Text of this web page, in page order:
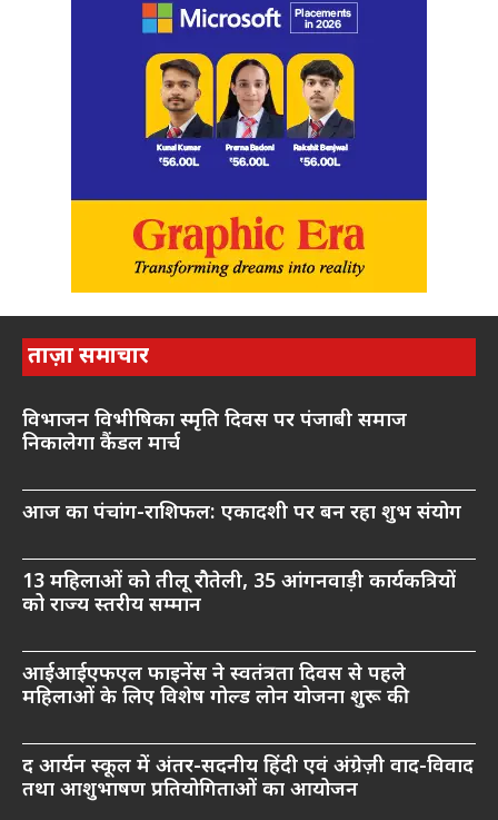
ताज़ा समाचार
विभाजन विभीषिका स्मृति दिवस पर पंजाबी समाज
निकालेगा कैंडल मार्च
आज का पंचांग-राशिफल: एकादशी पर बन रहा शुभ संयोग
13 महिलाओं को तीलू रौतेली, 35 आंगनवाड़ी कार्यकत्रियों
को राज्य स्तरीय सम्मान
आईआईएफएल फाइनेंस ने स्वतंत्रता दिवस से पहले
महिलाओं के लिए विशेष गोल्ड लोन योजना शुरू की
द आर्यन स्कूल में अंतर-सदनीय हिंदी एवं अंग्रेज़ी वाद-विवाद
तथा आशुभाषण प्रतियोगिताओं का आयोजन